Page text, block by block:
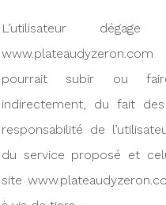
L’utilisateur
pourrait subir ou
indirectement, du fait
responsabilité de
du service proposé et
site